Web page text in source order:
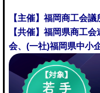
【主催】福岡商工会議
【共催】福岡県商工
会、(一社)福岡県中小